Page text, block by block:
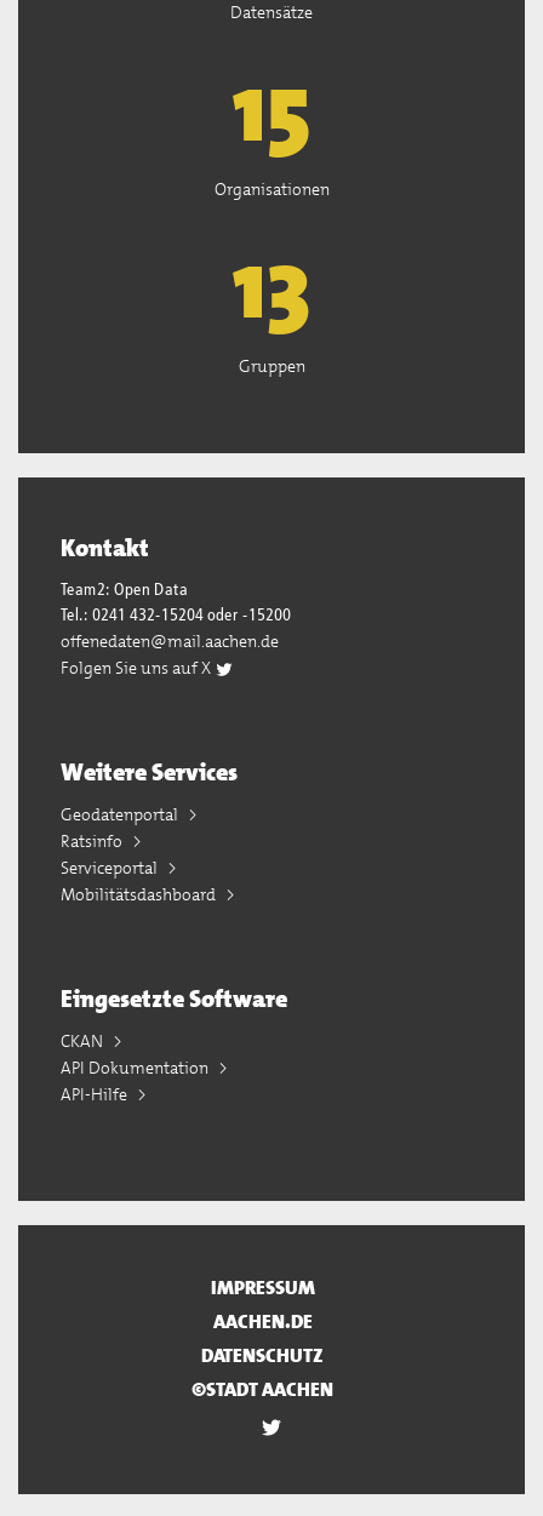
Datensätze
15
Organisationen
13
Gruppen
Kontakt
Team2: Open Data
Tel.: 0241 432-15204 oder -15200
offenedaten@mail.aachen.de
Folgen Sie uns auf X
Weitere Services
Geodatenportal
Ratsinfo
Serviceportal
Mobilitätsdashboard
Eingesetzte Software
CKAN
API Dokumentation
API-Hilfe
IMPRESSUM
AACHEN.DE
DATENSCHUTZ
©STADT AACHEN